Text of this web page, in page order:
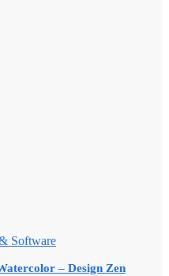
Software
– Design Zen